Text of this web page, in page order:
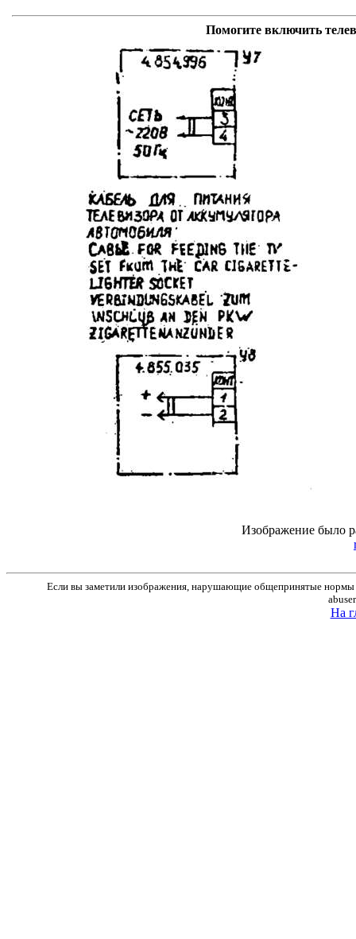
Помогите включить
Изображение было
Если вы заметили изображения, нарушающие общепринятые нормы
На